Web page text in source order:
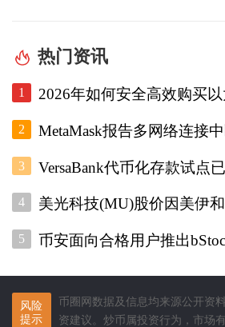
热门资讯
1
2 MetaMask报告多网络连接
3
4
5 币安面向合格用户推出
风险
提示
币圈网数据及信息均来源公开资
资建议。炒币属投资行为，市场